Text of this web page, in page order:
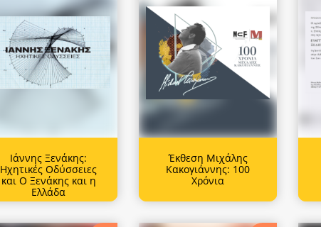
Ιάννης Ξενάκης:
Ηχητικές Οδύσσειες
και Ο Ξενάκης και η
Ελλάδα
Έκθεση Μιχάλης
Κακογιάννης: 100
Χρόνια